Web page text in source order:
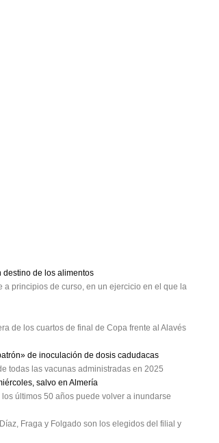
destino de los alimentos
principios de curso, en un ejercicio en el que la
de los cuartos de final de Copa frente al Alavés
de inoculación de dosis cadudacas
todas las vacunas administradas en 2025
salvo en Almería
últimos 50 años puede volver a inundarse
Fraga y Folgado son los elegidos del filial y